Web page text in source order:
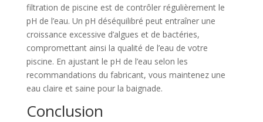
filtration de piscine est de contrôler régulièrement le
pH de l’eau. Un pH déséquilibré peut entraîner une
croissance excessive d’algues et de bactéries,
compromettant ainsi la qualité de l’eau de votre
piscine. En ajustant le pH de l’eau selon les
recommandations du fabricant, vous maintenez une
eau claire et saine pour la baignade.
Conclusion